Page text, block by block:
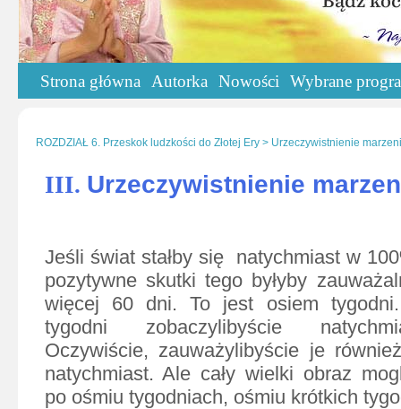
Strona główna Autorka Nowości Wybrane
ROZDZIAŁ 6. Przeskok ludzkości do Złotej Ery > Urzeczywistnienie
III. Urzeczywistnienie
Jeśli świat stałby się
natychmiast w
pozytywne skutki tego byłyby
więcej 60 dni. To jest osiem
tygodni zobaczylibyście
Oczywiście, zauważylibyście je
natychmiast. Ale cały wielki obraz
po ośmiu tygodniach, ośmiu krótkich